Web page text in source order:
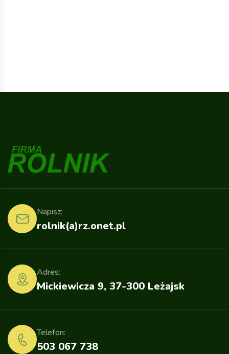
rolnik(a)rz.onet.pl
Napisz:
Mickiewicza 9, 37-300 Leżajsk
Adres:
503 067 738
Telefon: